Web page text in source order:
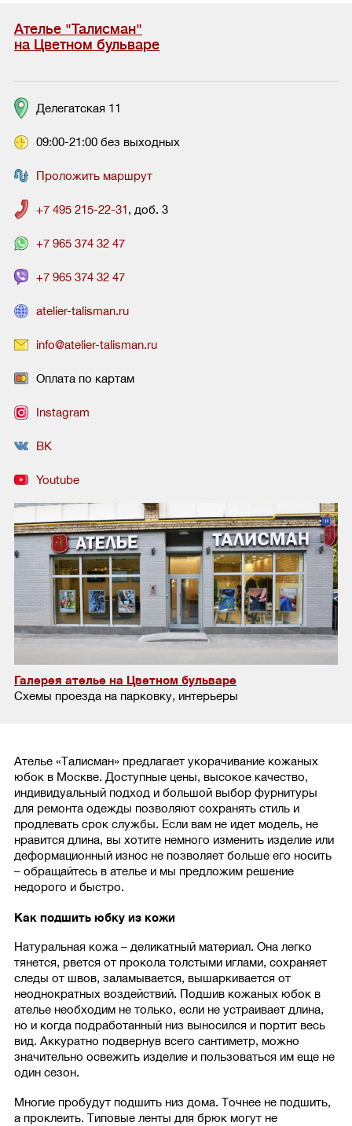
Ателье "Талисман"
на Цветном бульваре
Делегатская 11
09:00-21:00 без выходных
Проложить маршрут
+7 495 215-22-31, доб. 3
+7 965 374 32 47
+7 965 374 32 47
atelier-talisman.ru
info@atelier-talisman.ru
Оплата по картам
Instagram
ВК
Youtube
Галерея ателье на Цветном бульваре
Схемы проезда на парковку, интерьеры
Ателье «Талисман» предлагает укорачивание кожаных
юбок в Москве. Доступные цены, высокое качество,
индивидуальный подход и большой выбор фурнитуры
для ремонта одежды позволяют сохранять стиль и
продлевать срок службы. Если вам не идет модель, не
нравится длина, вы хотите немного изменить изделие или
деформационный износ не позволяет больше его носить
– обращайтесь в ателье и мы предложим решение
недорого и быстро.
Как подшить юбку из кожи
Натуральная кожа – деликатный материал. Она легко
тянется, рвется от прокола толстыми иглами, сохраняет
следы от швов, заламывается, вышаркивается от
неоднократных воздействий. Подшив кожаных юбок в
ателье необходим не только, если не устраивает длина,
но и когда подработанный низ выносился и портит весь
вид. Аккуратно подвернув всего сантиметр, можно
значительно освежить изделие и пользоваться им еще не
один сезон.
Многие пробудут подшить низ дома. Точнее не подшить,
а проклеить. Типовые ленты для брюк могут не